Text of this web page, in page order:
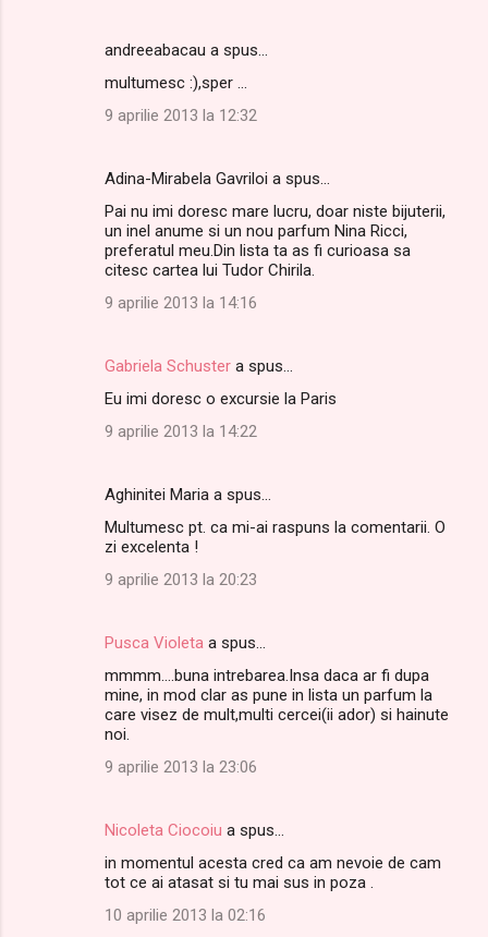
andreeabacau a spus…
multumesc :),sper ...
9 aprilie 2013 la 12:32
Adina-Mirabela Gavriloi a spus…
Pai nu imi doresc mare lucru, doar niste bijuterii,
un inel anume si un nou parfum Nina Ricci,
preferatul meu.Din lista ta as fi curioasa sa
citesc cartea lui Tudor Chirila.
9 aprilie 2013 la 14:16
Gabriela Schuster a spus…
Eu imi doresc o excursie la Paris
9 aprilie 2013 la 14:22
Aghinitei Maria a spus…
Multumesc pt. ca mi-ai raspuns la comentarii. O
zi excelenta !
9 aprilie 2013 la 20:23
Pusca Violeta a spus…
mmmm....buna intrebarea.Insa daca ar fi dupa
mine, in mod clar as pune in lista un parfum la
care visez de mult,multi cercei(ii ador) si hainute
noi.
9 aprilie 2013 la 23:06
Nicoleta Ciocoiu a spus…
in momentul acesta cred ca am nevoie de cam
tot ce ai atasat si tu mai sus in poza .
10 aprilie 2013 la 02:16